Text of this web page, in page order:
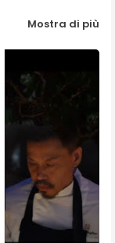
Mostra di più